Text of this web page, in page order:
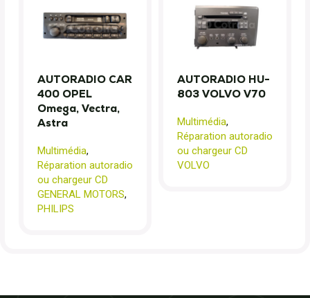
AUTORADIO CAR
400 OPEL
Omega, Vectra,
Astra
Multimédia,
Réparation autoradio
ou chargeur CD
GENERAL MOTORS,
PHILIPS
AUTORADIO HU-
803 VOLVO V70
Multimédia,
Réparation autoradio
ou chargeur CD
VOLVO